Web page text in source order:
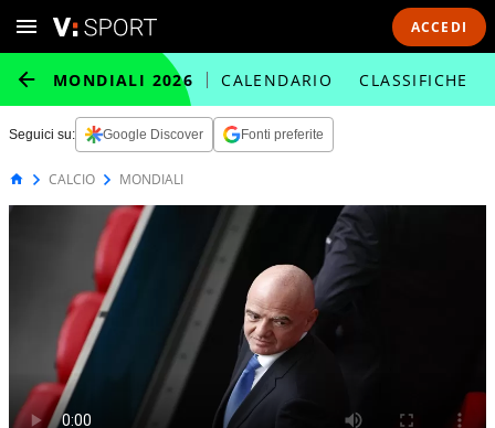
ACCEDI
MONDIALI 2026 CALENDARIO CLASSIFICHE
Seguici su: Google Discover Fonti preferite
CALCIO MONDIALI